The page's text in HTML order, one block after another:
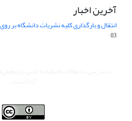
آخرین اخبار
انتقال و بارگذاری کلیه نشریات دانشگاه بر
03